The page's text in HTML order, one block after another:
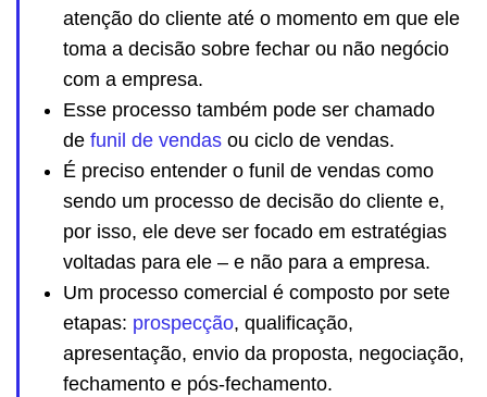
atenção do cliente até o momento em que ele
toma a decisão sobre fechar ou não negócio
com a empresa.
Esse processo também pode ser chamado
de funil de vendas ou ciclo de vendas.
É preciso entender o funil de vendas como
sendo um processo de decisão do cliente e,
por isso, ele deve ser focado em estratégias
voltadas para ele – e não para a empresa.
Um processo comercial é composto por sete
etapas: prospecção, qualificação,
apresentação, envio da proposta, negociação,
fechamento e pós-fechamento.